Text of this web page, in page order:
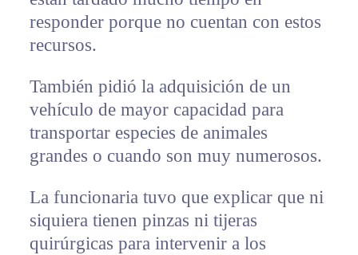
responder porque no cuentan con estos
recursos.
También pidió la adquisición de un
vehículo de mayor capacidad para
transportar especies de animales
grandes o cuando son muy numerosos.
La funcionaria tuvo que explicar que ni
siquiera tienen pinzas ni tijeras
quirúrgicas para intervenir a los